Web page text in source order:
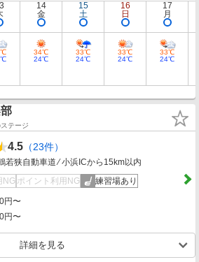
14
金
34℃
24℃
15
土
33℃
24℃
16
日
33℃
24℃
17
月
33℃
24℃
テージ
4.5 （23件）
若狭自動車道 ⁄ 小浜ICから15km以内
NG ポイント利用NG 練習場あり
円〜
円〜
詳細を見る